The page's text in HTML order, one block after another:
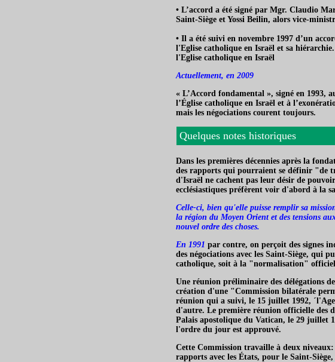
• L’accord a été signé par Mgr. Claudio
Saint-Siège et Yossi Beilin, alors vice-
• Il a été suivi en novembre 1997 d’un
l'Eglise catholique en Israël et sa
l'Eglise catholique en Israël
Actuellement, en 2009
« L’Accord fondamental », signé en 1993,
l’Église catholique en Israël et à
mais les négociations courent toujours.
Quelques notes historiques
Dans les premières décennies après la
des rapports qui pourraient se définir "de
d'Israël ne cachent pas leur désir de
ecclésiastiques préfèrent voir d'abord à la
Celle-ci, bien qu'elle puisse remplir sa
la région du Moyen Orient et des tensions
nouvel ordre des choses.
En 1991 par contre, on perçoit des signes
des négociations avec les Saint-Siège, qui
catholique, soit à la "normalisation"
Une réunion préliminaire des délégations
création d'une "Commission bilatérale
réunion qui a suivi, le 15 juillet 1992,
d'autre. Le première réunion officielle des
Palais apostolique du Vatican, le 29 juillet
l'ordre du jour est approuvé.
Cette Commission travaille à deux
rapports avec les États, pour le Saint-